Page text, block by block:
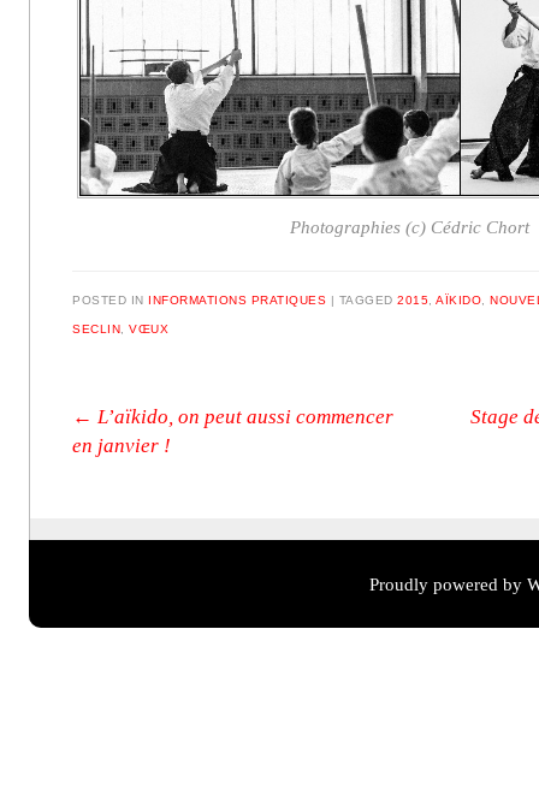
Photographies (c) Cédric Chort
POSTED IN INFORMATIONS PRATIQUES TAGGED2015,AÏKIDO,
SECLIN,VŒUX
Post navigation
← L’aïkido, on peut aussi commencer
en janvier !
Stage
Proudly powered by